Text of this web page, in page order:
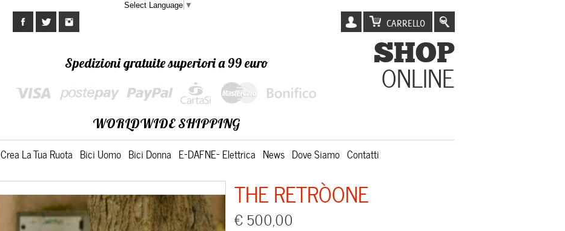
Select Language ▼
CARRELLO
Crea La Tua Ruota Bici Uomo Bici Donna E-DAFNE- Elettrica News Dove Siamo Contatti
Spedizioni gratuite superiori a 99 euro
WORLDWIDE SHIPPING
SHOP
ONLINE
THE RETRÒONE
€ 500,00